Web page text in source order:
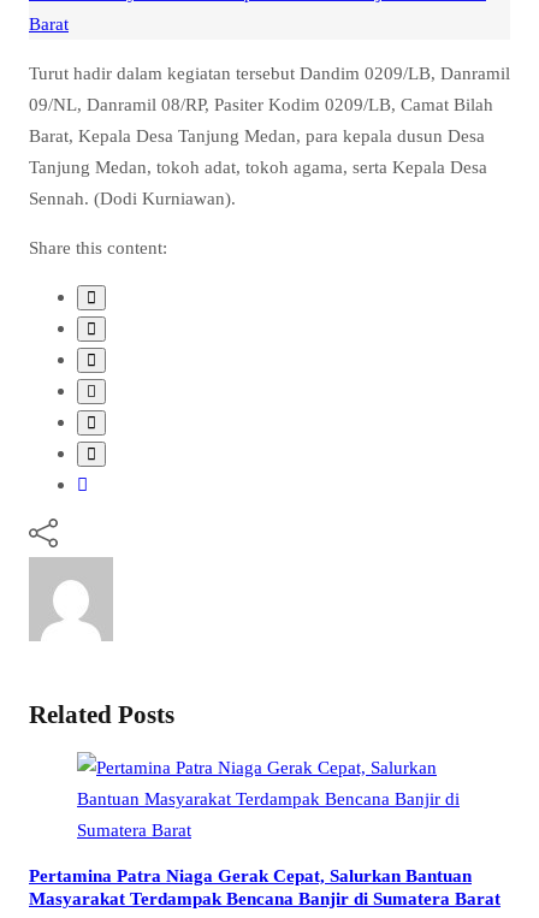
Barat
Turut hadir dalam kegiatan tersebut Dandim 0209/LB, Danramil
09/NL, Danramil 08/RP, Pasiter Kodim 0209/LB, Camat Bilah
Barat, Kepala Desa Tanjung Medan, para kepala dusun Desa
Tanjung Medan, tokoh adat, tokoh agama, serta Kepala Desa
Sennah. (Dodi Kurniawan).
Share this content:
Related Posts
Pertamina Patra Niaga Gerak Cepat, Salurkan Bantuan
Masyarakat Terdampak Bencana Banjir di Sumatera Barat